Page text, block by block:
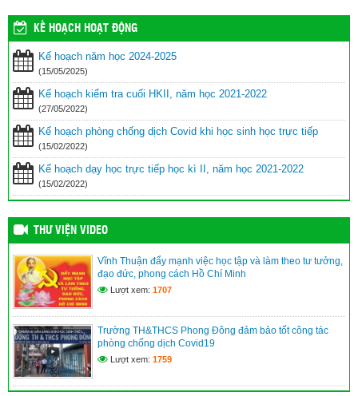
KẾ HOẠCH HOẠT ĐỘNG
Kế hoạch năm học 2024-2025
(15/05/2025)
Kế hoạch kiểm tra cuối HKII, năm học 2021-2022
(27/05/2022)
Kế hoạch phòng chống dịch Covid khi học sinh học trực tiếp
(15/02/2022)
Kế hoạch dạy học trực tiếp học kì II, năm học 2021-2022
(15/02/2022)
THƯ VIỆN VIDEO
Vĩnh Thuận đẩy mạnh việc học tập và làm theo tư tưởng,
đạo đức, phong cách Hồ Chí Minh
Lượt xem: 1707
Trường TH&THCS Phong Đông đảm bảo tốt công tác
phòng chống dịch Covid19
Lượt xem: 1759